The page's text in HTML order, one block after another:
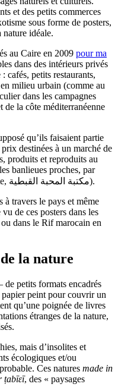
et des petits commerces
sous forme de posters,
idéale.
au Caire en 2009 pour ma
dans des intérieurs privés
cafés, petits restaurants,
milieu urbain (comme au
dans les campagnes
la côte méditerranéenne
qu’ils faisaient partie
destinées à un marché de
produits et reproduits au
banlieues proches, par
Maktaba al-Maḥaba (une librairie copte, مكتبة المحبة القبطية).
à travers le pays et même
de ces posters dans les
dans le Rif marocain en
la nature
de petits formats encadrés
peint pour couvrir un
qu’une poignée de livres
étranges de la nature,
mais d’insolites et
écologiques et/ou
Ces natures made in
ṭabīɛī, des « paysages